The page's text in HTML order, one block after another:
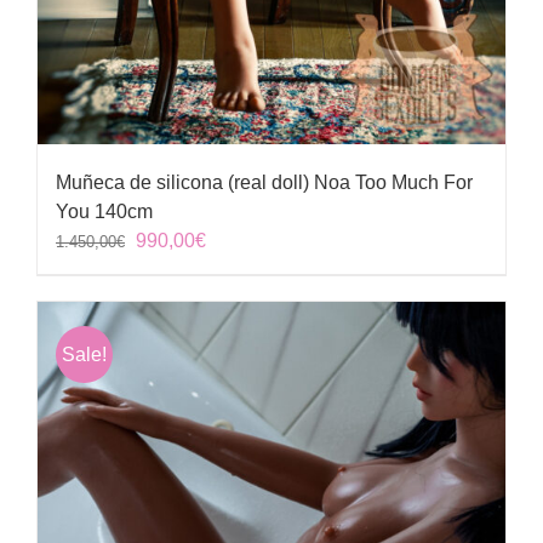
Muñeca de silicona (real doll) Noa Too Much For
You 140cm
1.450,00€ El
original
era:
1.450,00€.
990,00€El
actual
es:
990,00€.
Sale!